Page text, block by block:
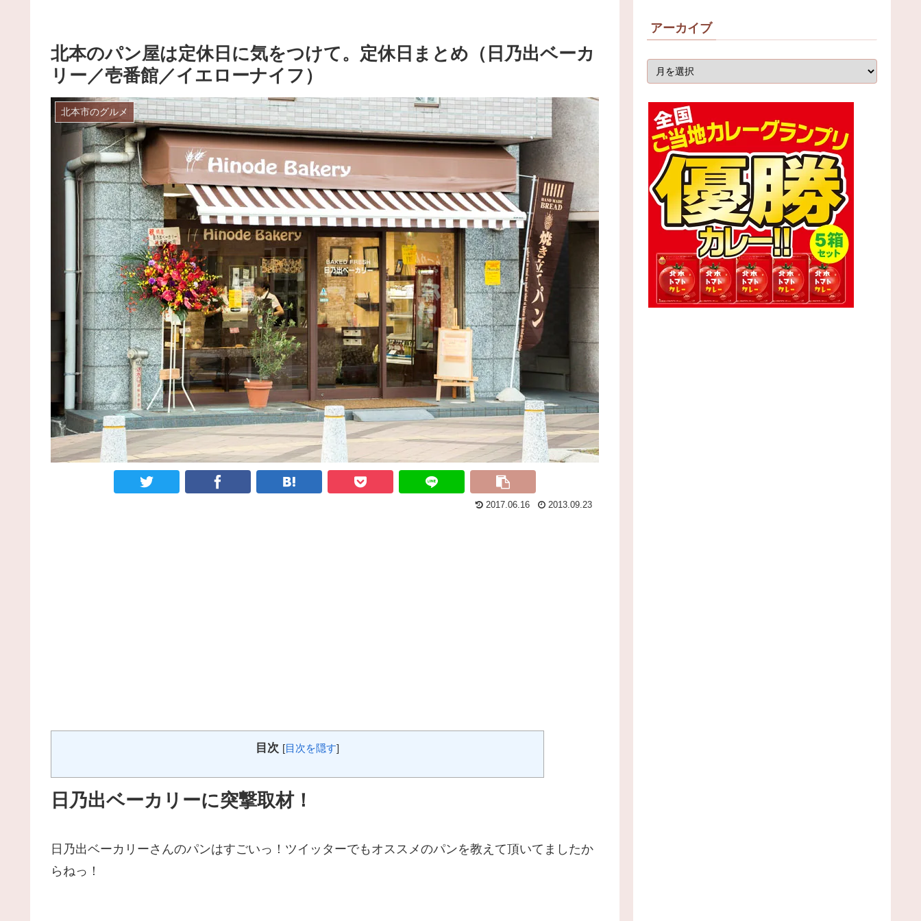
北本のパン屋は定休日に気をつけて。定休日まとめ（日乃出ベーカ
リー／壱番館／イエローナイフ）
北本市のグルメ
2017.06.16 2013.09.23
目次 [目次を隠す]
日乃出ベーカリーに突撃取材！
日乃出ベーカリーさんのパンはすごいっ！ツイッターでもオススメのパンを教えて頂いてましたか
らねっ！
アーカイブ